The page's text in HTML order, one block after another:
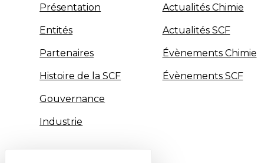
Présentation
Entités
Partenaires
Histoire de la SCF
Gouvernance
Industrie
Actualités Chimie
Actualités SCF
Évènements Chimie
Évènements SCF